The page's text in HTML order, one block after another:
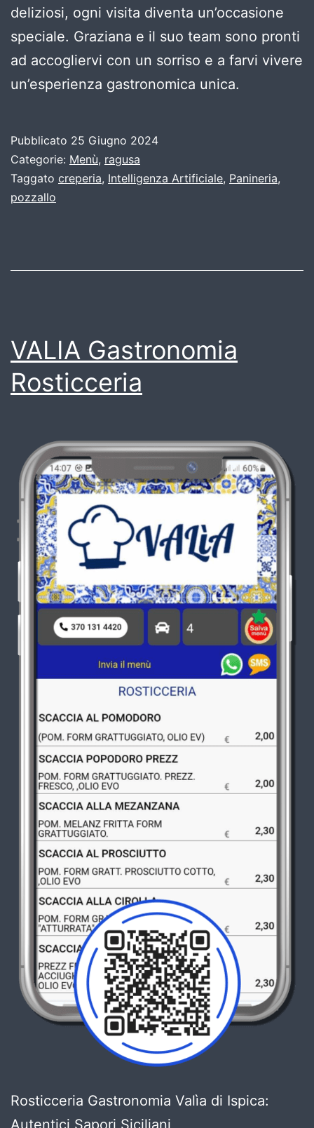
deliziosi, ogni visita diventa un’occasione
speciale. Graziana e il suo team sono pronti
ad accogliervi con un sorriso e a farvi vivere
un’esperienza gastronomica unica.
Pubblicato 25 Giugno 2024
Categorie: Menù, ragusa
Taggato creperia, Intelligenza Artificiale, Panineria,
pozzallo
VALIA Gastronomia
Rosticceria
Rosticceria Gastronomia Valìa di Ispica:
Autentici Sapori Siciliani